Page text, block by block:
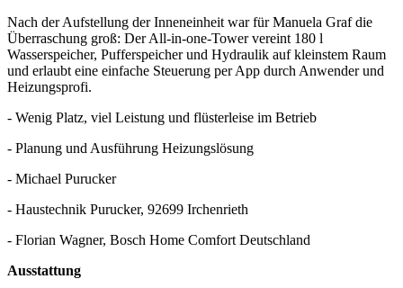
Nach der Aufstellung der Inneneinheit war für Manuela Graf die
Überraschung groß: Der All-in-one-Tower vereint 180 l
Wasserspeicher, Pufferspeicher und Hydraulik auf kleinstem Raum
und erlaubt eine einfache Steuerung per App durch Anwender und
Heizungsprofi.
- Wenig Platz, viel Leistung und flüsterleise im Betrieb
- Planung und Ausführung Heizungslösung
- Michael Purucker
- Haustechnik Purucker, 92699 Irchenrieth
- Florian Wagner, Bosch Home Comfort Deutschland
Ausstattung